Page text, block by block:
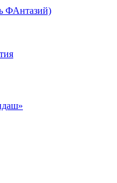
ФАнтазий)